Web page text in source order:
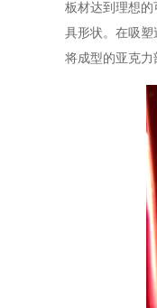
板材达到理想
具形状。在吸塑
将成型的亚克力